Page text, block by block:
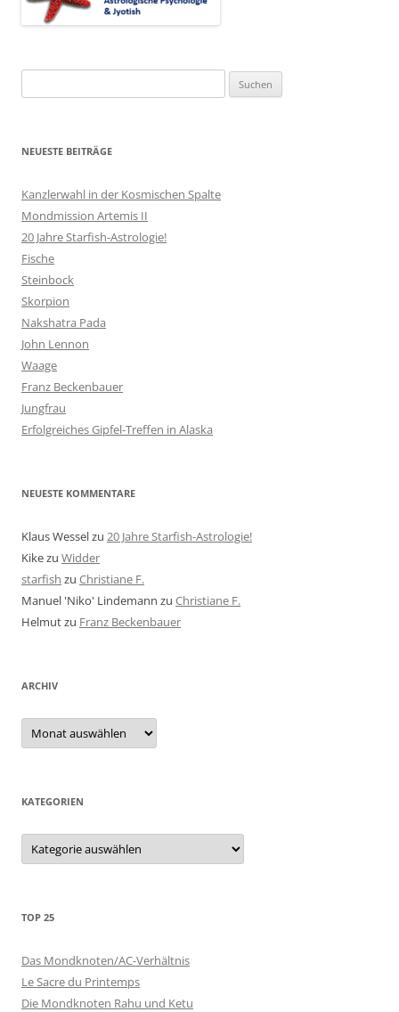
nach:
NEUESTE BEITRÄGE
Kanzlerwahl in der Kosmischen Spalte
Mondmission Artemis II
20 Jahre Starfish-Astrologie!
Fische
Steinbock
Skorpion
Nakshatra Pada
John Lennon
Waage
Franz Beckenbauer
Jungfrau
Erfolgreiches Gipfel-Treffen in Alaska
NEUESTE KOMMENTARE
Klaus Wesselzu 20 Jahre Starfish-Astrologie!
Kikezu Widder
starfish zu Christiane F.
Manuel 'Niko' Lindemann zu Christiane F.
Helmutzu Franz Beckenbauer
ARCHIV
Archiv
KATEGORIEN
Kategorien
TOP 25
Das Mondknoten/AC-Verhältnis
Le Sacre du Printemps
Die Mondknoten Rahu und Ketu